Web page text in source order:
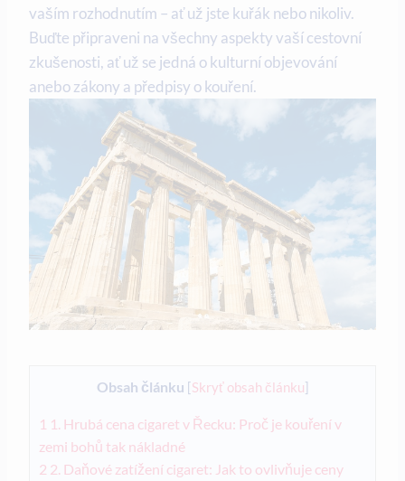
vaším rozhodnutím – ať už jste kuřák nebo nikoliv.
Buďte připraveni na všechny aspekty vaší cestovní
zkušenosti, ať už se jedná o kulturní objevování
anebo zákony a předpisy o kouření.
Obsah článku [Skryť obsah článku]
1 1. Hrubá cena cigaret v Řecku: Proč je kouření v
zemi bohů tak nákladné
2 2. Daňové zatížení cigaret: Jak to ovlivňuje ceny